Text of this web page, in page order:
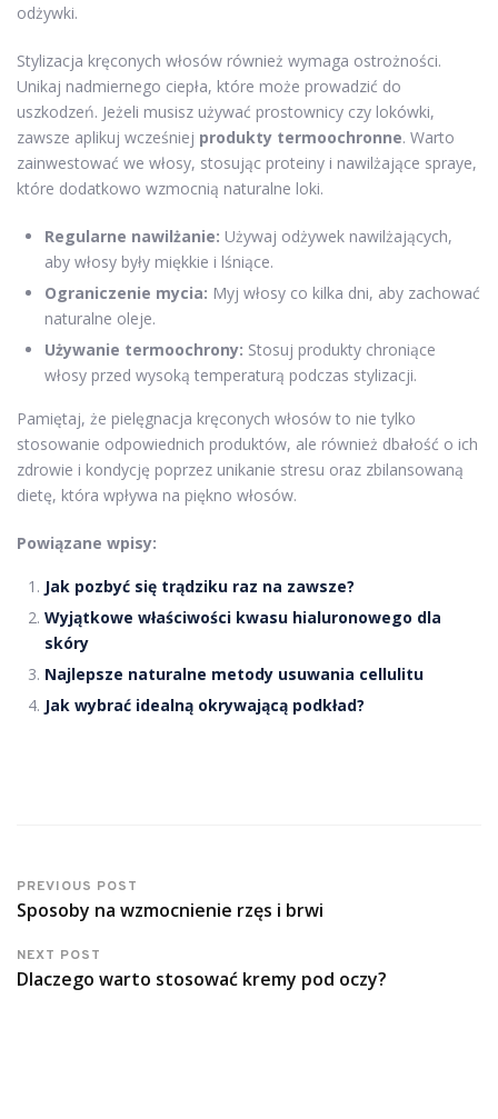
odżywki.
Stylizacja kręconych włosów również wymaga ostrożności.
Unikaj nadmiernego ciepła, które może prowadzić do
uszkodzeń. Jeżeli musisz używać prostownicy czy lokówki,
zawsze aplikuj wcześniej produkty termoochronne. Warto
zainwestować we włosy, stosując proteiny i nawilżające spraye,
które dodatkowo wzmocnią naturalne loki.
Regularne nawilżanie: Używaj odżywek nawilżających,
aby włosy były miękkie i lśniące.
Ograniczenie mycia: Myj włosy co kilka dni, aby zachować
naturalne oleje.
Używanie termoochrony: Stosuj produkty chroniące
włosy przed wysoką temperaturą podczas stylizacji.
Pamiętaj, że pielęgnacja kręconych włosów to nie tylko
stosowanie odpowiednich produktów, ale również dbałość o ich
zdrowie i kondycję poprzez unikanie stresu oraz zbilansowaną
dietę, która wpływa na piękno włosów.
Powiązane wpisy:
Jak pozbyć się trądziku raz na zawsze?
Wyjątkowe właściwości kwasu hialuronowego dla
skóry
Najlepsze naturalne metody usuwania cellulitu
Jak wybrać idealną okrywającą podkład?
PREVIOUS POST
Sposoby na wzmocnienie rzęs i brwi
NEXT POST
Dlaczego warto stosować kremy pod oczy?